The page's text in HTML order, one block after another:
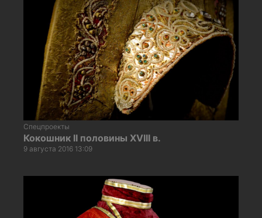
Спецпроекты
Кокошник II половины XVIII в.
9 августа 2016 13:09